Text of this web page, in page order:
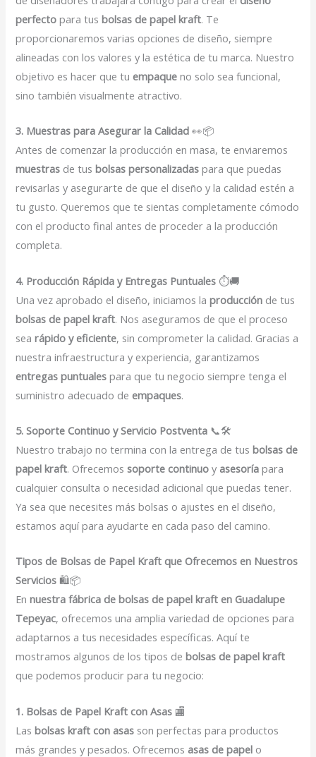
perfecto para tusbolsas de papel kraft. Te
proporcionaremos varias opciones de diseño, siempre
alineadas con los valores y la estética de tu marca. Nuestro
objetivo es hacer que tu empaque no solo sea funcional,
sino también visualmente atractivo.
3. Muestras para Asegurar la Calidad 👀📦
Antes de comenzar la producción en masa, te enviaremos
muestras de tusbolsas personalizadas para que puedas
revisarlas y asegurarte de que el diseño y la calidad estén a
tu gusto. Queremos que te sientas completamente cómodo
con el producto final antes de proceder a la producción
completa.
4. Producción Rápida y Entregas Puntuales ⏱️🚚
Una vez aprobado el diseño, iniciamos laproducción de tus
bolsas de papel kraft. Nos aseguramos de que el proceso
searápido y eficiente, sin comprometer la calidad. Gracias a
nuestra infraestructura y experiencia, garantizamos
entregas puntuales para que tu negocio siempre tenga el
suministro adecuado de empaques.
5. Soporte Continuo y Servicio Postventa 📞🛠️
Nuestro trabajo no termina con la entrega de tusbolsas de
papel kraft. Ofrecemossoporte continuo y asesoría para
cualquier consulta o necesidad adicional que puedas tener.
Ya sea que necesites más bolsas o ajustes en el diseño,
estamos aquí para ayudarte en cada paso del camino.
Tipos de Bolsas de Papel Kraft que Ofrecemos en Nuestros
Servicios 🛍️📦
Ennuestra fábrica de bolsas de papel kraft en Guadalupe
Tepeyac, ofrecemos una amplia variedad de opciones para
adaptarnos a tus necesidades específicas. Aquí te
mostramos algunos de los tipos debolsas de papel kraft
que podemos producir para tu negocio:
1. Bolsas de Papel Kraft con Asas 🏬
Lasbolsas kraft con asas son perfectas para productos
más grandes y pesados. Ofrecemos asas de papel o